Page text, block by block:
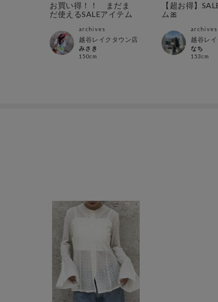
お買い得！！ まだま
だ使えるSALEアイテム
archives
越谷レイクタウン店
みさき
150cm
【超お得】
ム🎀
archives
越谷レ
なち
153cm